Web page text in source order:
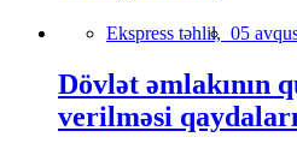
Ekspress təhlil, 05
Dövlət əmlakının
verilməsi